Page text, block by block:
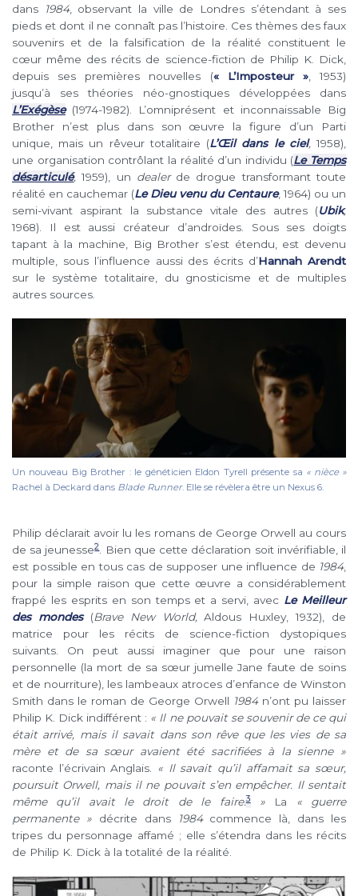
dans
1984, observant la ville de Londres s’étendant à ses
pieds et dont il ne connaît pas l’histoire. Ces thèmes des faux
souvenirs et de la falsification de la réalité constituent le
cœur même des récits de science-fiction de Philip K. Dick,
depuis ses premières nouvelles (« L’Imposteur », 1953)
jusqu’à ses théories néo-gnostiques développées dans
L’Exégèse(1974-1982). L’omniprésent et inconnaissable Big
Brother n’est plus dans son œuvre la figure d’un Parti
unique, mais un rêveur totalitaire (L’Œil dans le ciel,1958),
une organisation contrôlant la réalité d’un individu (Le Temps
désarticulé,1959), un dealer de drogue transformant toute
réalité en cauchemar (Le Dieu venu du Centaure, 1964) ou un
semi-vivant aspirant la substance vitale des autres (Ubik,
1968). Il est aussi créateur d’androïdes. Sous ses doigts
tapant à la machine, Big Brother s’est étendu, est devenu
multiple, sous l’influence aussi des écrits d’Hannah Arendt
sur le système totalitaire, du gnosticisme et de multiples
autres sources.
Un nouveau Big Brother : le généticien Eldon Tyrell présente sa « nièce »
Rachel à Deckard dans Blade Runner. Elle se révèlera être un Nexus 6.
Philip déclarait avoir lu les romans de George Orwell au cours
de sa jeunesse2. Bien que cette déclaration soit invérifiable, il
est possible en tous cas de supposer une influence de 1984,
pour la simple raison que cette œuvre a considérablement
frappé les esprits en son temps et a servi, avec Le Meilleur
des mondes(Brave New World,Aldous Huxley, 1932), de
matrice pour les récits de science-fiction dystopiques
suivants. On peut aussi imaginer que pour une raison
personnelle (la mort de sa sœur jumelle Jane faute de soins
et de nourriture), les lambeaux atroces d’enfance de Winston
Smith dans le roman de George Orwell 1984n’ont pu laisser
Philip K. Dick indifférent : « Il ne pouvait se souvenir de ce qui
était arrivé, mais il savait dans son rêve que les vies de sa
mère et de sa sœur avaient été sacrifiées à la sienne »
raconte l’écrivain Anglais. « Il savait qu’il affamait sa sœur,
poursuit Orwell, mais il ne pouvait s’en empêcher. Il sentait
même qu’il avait le droit de le faire.3» La « guerre
permanente » décrite dans 1984 commence là, dans les
tripes du personnage affamé ; elle s’étendra dans les récits
de Philip K. Dick à la totalité de la réalité.